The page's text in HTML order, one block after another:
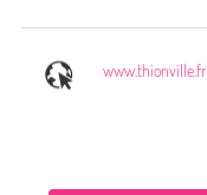
www.thionville.fr